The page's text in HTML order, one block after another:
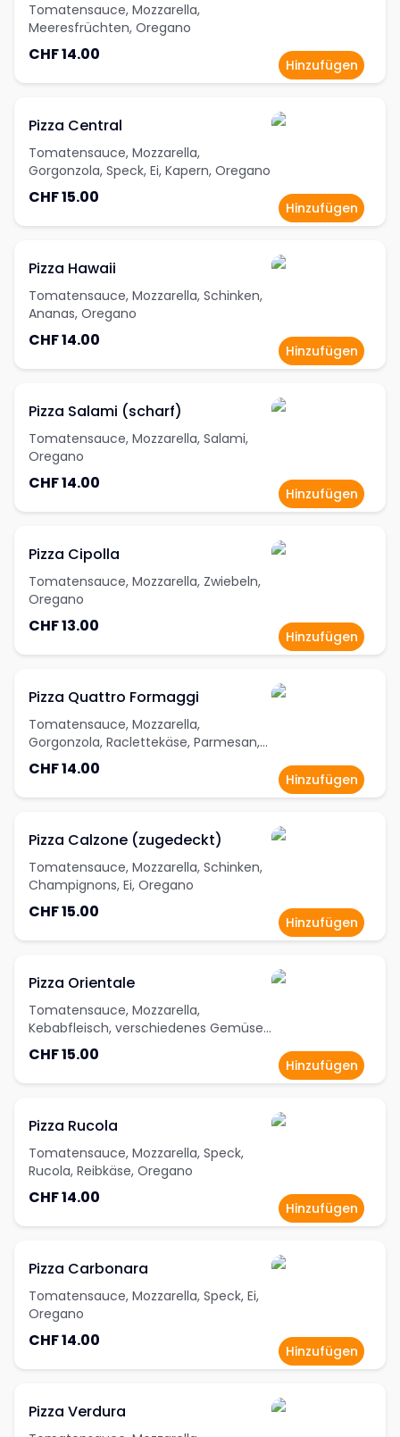
Tomatensauce, Mozzarella,
Meeresfrüchten, Oregano
CHF 14.00
Hinzufügen
Pizza Central
Tomatensauce, Mozzarella,
Gorgonzola, Speck, Ei, Kapern, Oregano
CHF 15.00
Hinzufügen
Pizza Hawaii
Tomatensauce, Mozzarella, Schinken,
Ananas, Oregano
CHF 14.00
Hinzufügen
Pizza Salami (scharf)
Tomatensauce, Mozzarella, Salami,
Oregano
CHF 14.00
Hinzufügen
Pizza Cipolla
Tomatensauce, Mozzarella, Zwiebeln,
Oregano
CHF 13.00
Hinzufügen
Pizza Quattro Formaggi
Tomatensauce, Mozzarella,
Gorgonzola, Raclettekäse, Parmesan,
Oregano
CHF 14.00
Hinzufügen
Pizza Calzone (zugedeckt)
Tomatensauce, Mozzarella, Schinken,
Champignons, Ei, Oregano
CHF 15.00
Hinzufügen
Pizza Orientale
Tomatensauce, Mozzarella,
Kebabfleisch, verschiedenes Gemüse,
Oregano
CHF 15.00
Hinzufügen
Pizza Rucola
Tomatensauce, Mozzarella, Speck,
Rucola, Reibkäse, Oregano
CHF 14.00
Hinzufügen
Pizza Carbonara
Tomatensauce, Mozzarella, Speck, Ei,
Oregano
CHF 14.00
Hinzufügen
Pizza Verdura